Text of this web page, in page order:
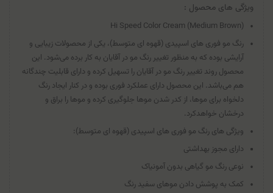
ویژگی های محصول :
Hi Speed Color Cream (Medium Brown)
رنگ مو فوری های اسپیدی (قهوه ای متوسط)، یکی از محصولات زیبایی و
آرایشی بوده که به منظور تغییر رنگ مو در آقایان به کار برده می‌شود. این
محصول روند تغییر رنگ مو در آقایان را تسهیل کرده و دارای قابلیت چندگانه
هم می‌باشد. این محصول دارای عملکرد فوری بوده و در کنار ایجاد رنگ
دلخواه برای موها، از کدر شدن موها جلوگیری کرده و موها را براق و
درخشان خواهدکرد.
ویژگی های رنگ مو فوری های اسپیدی (قهوه ای متوسط):
دارای مجوز بهداشتی
نوعی رنگ مو گیاهی بدون آمونیاک
کمک به پوشش دادن موهای سفید رنگ